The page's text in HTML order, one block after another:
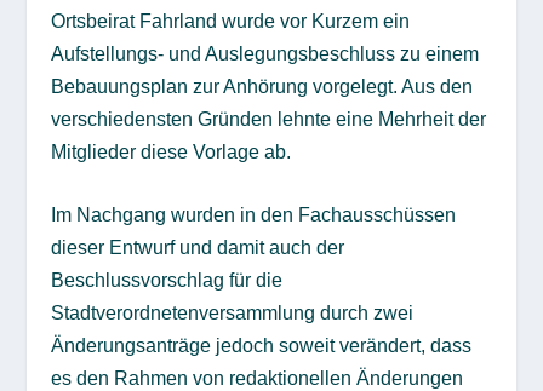
Ortsbeirat Fahrland wurde vor Kurzem ein
Aufstellungs- und Auslegungsbeschluss zu einem
Bebauungsplan zur Anhörung vorgelegt. Aus den
verschiedensten Gründen lehnte eine Mehrheit der
Mitglieder diese Vorlage ab.
Im Nachgang wurden in den Fachausschüssen
dieser Entwurf und damit auch der
Beschlussvorschlag für die
Stadtverordnetenversammlung durch zwei
Änderungsanträge jedoch soweit verändert, dass
es den Rahmen von redaktionellen Änderungen